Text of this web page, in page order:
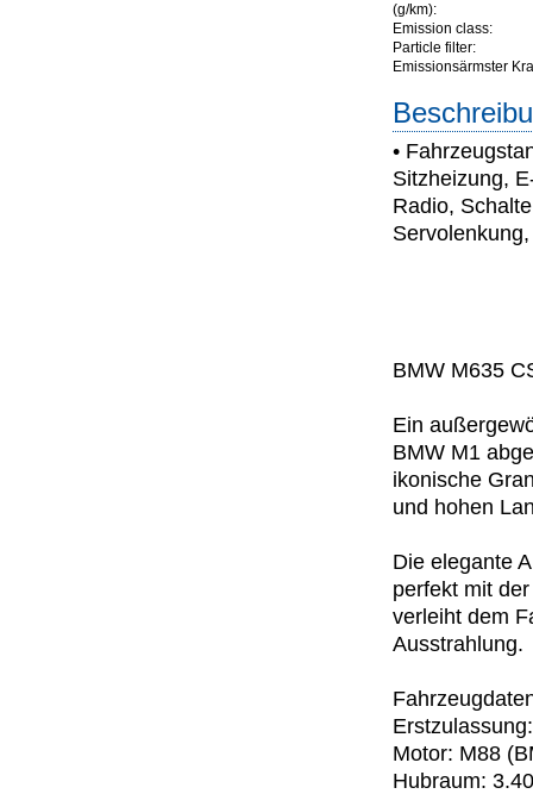
(g/km):
Emission class:
Particle filter:
Emissionsärmster
•
Sitzheizung,
Radio,
BMW M635
Ein
BMW M1
ikonische
und hohen
Die elegante
perfekt mit
verleiht dem
Ausstrahlung.
Motor: M88
Hubraum: